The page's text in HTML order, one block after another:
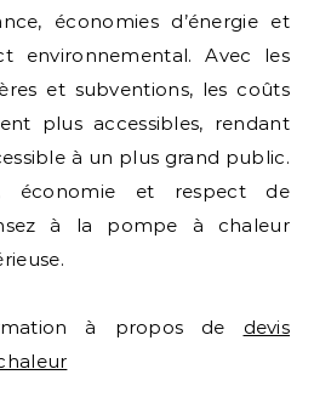
économies d’énergie et
environnemental. Avec les
et subventions, les coûts
plus accessibles, rendant
à un plus grand public.
économie et respect de
à la pompe à chaleur
à propos de devis